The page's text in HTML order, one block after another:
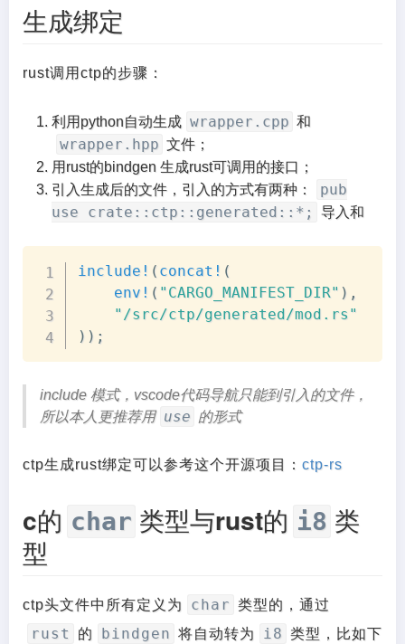
生成绑定
rust调用ctp的步骤：
利用python自动生成 wrapper.cpp 和
wrapper.hpp 文件；
用rust的bindgen 生成rust可调用的接口；
引入生成后的文件，引入的方式有两种：
pub
use crate::ctp::generated::*;
导入和
include! ( concat! (
env! ( "CARGO_MANIFEST_DIR" ) ,
"/src/ctp/generated/mod.rs"
) ) ;
include 模式，vscode代码导航只能到引入的文件，
所以本人更推荐用 use 的形式
ctp生成rust绑定可以参考这个开源项目： ctp-rs
c的 char 类型与rust的 i8 类
型
ctp头文件中所有定义为 char 类型的，通过
rust 的 bindgen 将自动转为 i8 类型，比如下